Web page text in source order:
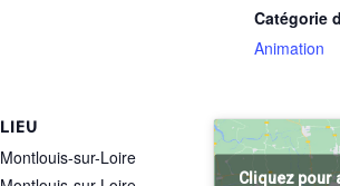
Catégorie
Animation
LIEU
Montlouis-sur-Loire
Cliquez pour